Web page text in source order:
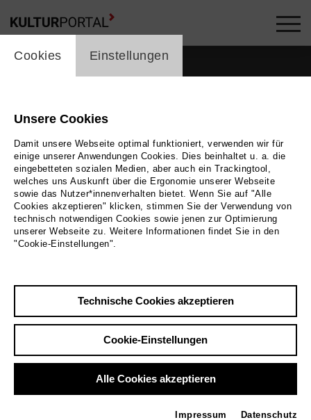
Filme / Medien
22Film Angebote
Richard Strauss: Salome
Ein Videotrailer zur Inszenierung (Premiere: 24. Januar
cookie_layer
Cookies Einstellungen
Unsere Cookies
Damit unsere Webseite optimal funktioniert, verwenden wir für
einige unserer Anwendungen Cookies. Dies beinhaltet u. a. die
eingebetteten sozialen Medien, aber auch ein Trackingtool,
welches uns Auskunft über die Ergonomie unserer Webseite
sowie das Nutzer*innenverhalten bietet. Wenn Sie auf "Alle
Cookies akzeptieren" klicken, stimmen Sie der Verwendung von
technisch notwendigen Cookies sowie jenen zur Optimierung
unserer Webseite zu. Weitere Informationen findet Sie in den
"Cookie-Einstellungen".
Technische Cookies akzeptieren
Cookie-Einstellungen
Alle Cookies akzeptieren
Impressum Datenschutz